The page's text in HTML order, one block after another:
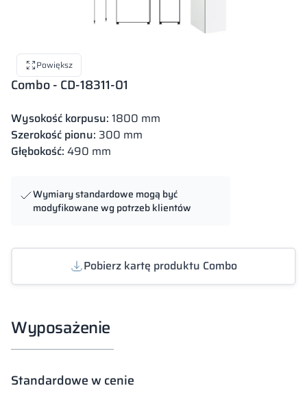
Powiększ
Combo - CD-18311-01
Wysokość korpusu: 1800 mm
Szerokość pionu: 300 mm
Głębokość: 490 mm
Wymiary standardowe mogą być
modyfikowane wg potrzeb klientów
Pobierz kartę produktu Combo
Wyposażenie
Standardowe w cenie